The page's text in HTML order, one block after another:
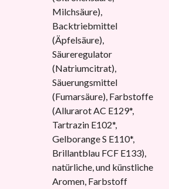
Milchsäure),
Backtriebmittel
(Äpfelsäure),
Säureregulator
(Natriumcitrat),
Säuerungsmittel
(Fumarsäure), Farbstoffe
(Allurarot AC E129*,
Tartrazin E102*,
Gelborange S E110*,
Brillantblau FCF E133),
natürliche, und künstliche
Aromen, Farbstoff